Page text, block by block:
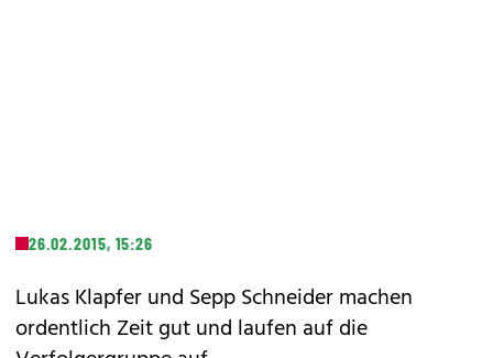
26.02.2015, 15:26
Lukas Klapfer und Sepp Schneider machen
ordentlich Zeit gut und laufen auf die